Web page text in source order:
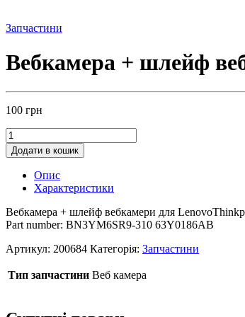
Запчастини
Вебкамера + шлейф
100 грн
Додати в кошик
Опис
Характеристики
Вебкамера + шлейф вебкамери для
Part number: BN3YM6SR9-310 63Y0186AB
Артикул: 200684 Категорія: Запчастини
Тип запчастини Веб камера